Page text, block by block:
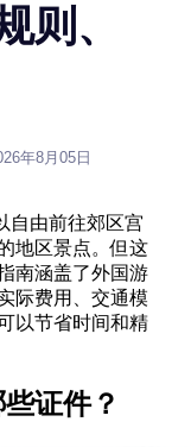
则、
年8月05日
自由前往郊区宫
地区景点。但这
南涵盖了外国游
际费用、交通模
以节省时间和精
证件？